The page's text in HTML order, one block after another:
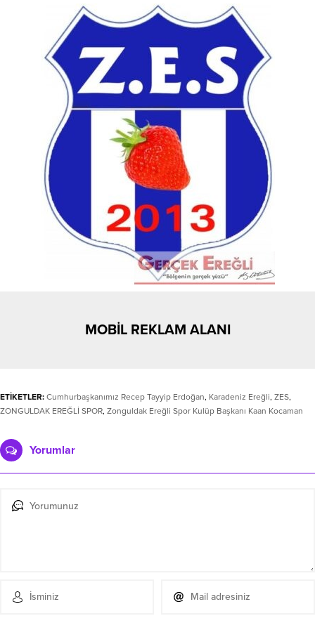
MOBİL REKLAM ALANI
ETİKETLER: Cumhurbaşkanımız Recep Tayyip Erdoğan, Karadeniz Ereğli, ZES,
ZONGULDAK EREĞLİ SPOR, Zonguldak Ereğli Spor Kulüp Başkanı Kaan Kocaman
Yorumlar